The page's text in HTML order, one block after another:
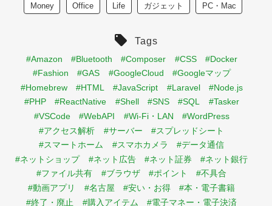
Money Office Life ガジェット PC・Mac
Tags
#Amazon #Bluetooth #Composer #CSS
#Docker
#Fashion
#GAS #GoogleCloud
#Googleマップ
#Homebrew
#HTML #JavaScript #Laravel
#Node.js
#PHP
#ReactNative #Shell #SNS #SQL
#Tasker
#VSCode
#WebAPI #Wi-Fi・LAN
#WordPress
#アクセス解析
#サーバー
#スプレッドシート
#スマートホーム
#スマホカメラ
#データ通信
#ネットショップ
#ネット広告 #ネット証券
#ネット銀行
#ファイル共有
#ブラウザ #ポイント
#不具合
#動画アプリ
#名古屋 #安い・お得
#本・電子書籍
#終了・廃止
#購入アイテム #電子マネー・電子決済